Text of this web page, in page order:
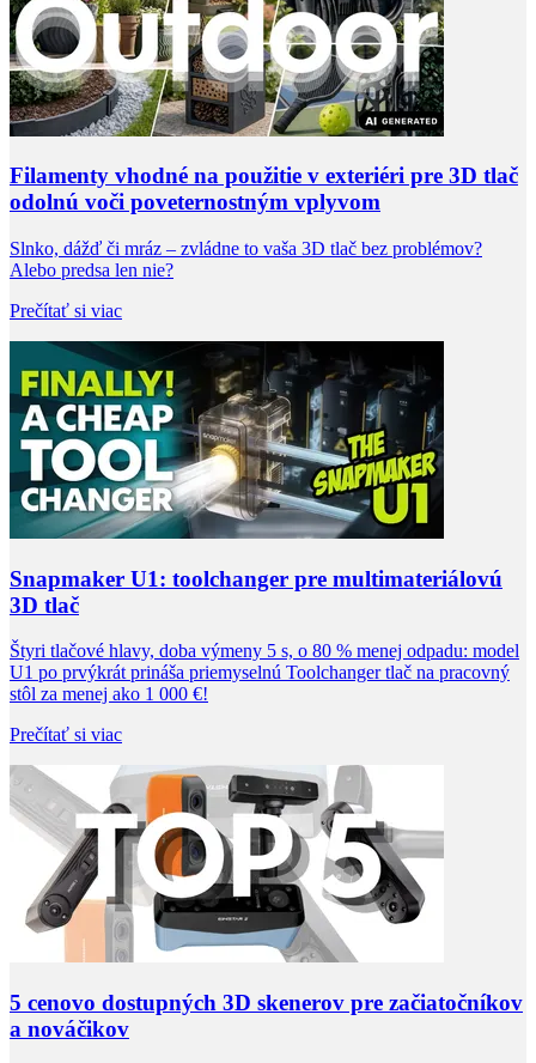
Filamenty vhodné na použitie v exteriéri pre 3D tlač
odolnú voči poveternostným vplyvom
Slnko, dážď či mráz – zvládne to vaša 3D tlač bez problémov?
Alebo predsa len nie?
Prečítať si viac
Snapmaker U1: toolchanger pre multimateriálovú
3D tlač
Štyri tlačové hlavy, doba výmeny 5 s, o 80 % menej odpadu: model
U1 po prvýkrát prináša priemyselnú Toolchanger tlač na pracovný
stôl za menej ako 1 000 €!
Prečítať si viac
5 cenovo dostupných 3D skenerov pre začiatočníkov
a nováčikov